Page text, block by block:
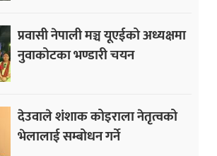
प्रवासी नेपाली मञ्च यूएईको अध्यक्षमा
नुवाकोटका भण्डारी चयन
देउवाले शंशाक कोइराला नेतृत्वको
भेलालाई सम्बोधन गर्ने